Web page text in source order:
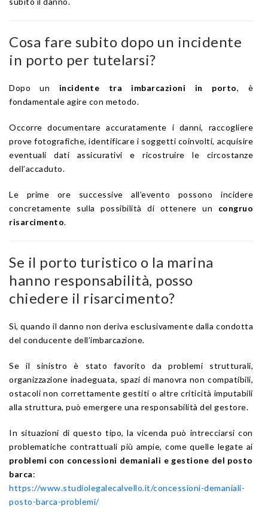
Cosa fare subito dopo un incidente
in porto per tutelarsi?
Dopo un incidente tra imbarcazioni in porto, è
fondamentale agire con metodo.
Occorre documentare accuratamente i danni, raccogliere
prove fotografiche, identificare i soggetti coinvolti, acquisire
eventuali dati assicurativi e ricostruire le circostanze
dell’accaduto.
Le prime ore successive all’evento possono incidere
concretamente sulla possibilità di ottenere un congruo
risarcimento.
Se il porto turistico o la marina
hanno responsabilità, posso
chiedere il risarcimento?
Sì, quando il danno non deriva esclusivamente dalla condotta
del conducente dell’imbarcazione.
Se il sinistro è stato favorito da problemi strutturali,
organizzazione inadeguata, spazi di manovra non compatibili,
ostacoli non correttamente gestiti o altre criticità imputabili
alla struttura, può emergere una responsabilità del gestore.
In situazioni di questo tipo, la vicenda può intrecciarsi con
problematiche contrattuali più ampie, come quelle legate ai
problemi con concessioni demaniali e gestione del posto
barca:
https://www.studiolegalecalvello.it/concessioni-demaniali-
posto-barca-problemi/